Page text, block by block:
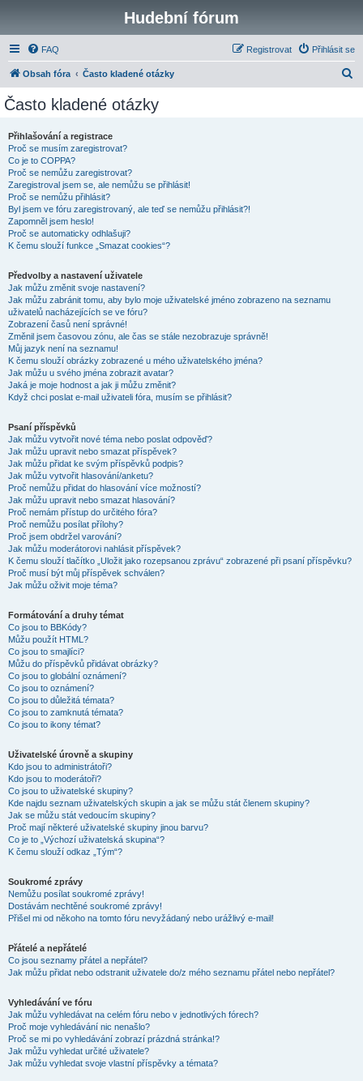
Hudební fórum
FAQ Přihlásit se
Registrovat
Obsah fóra Často kladené otázky
Často kladené otázky
Přihlašování a registrace
Proč se musím zaregistrovat?
Co je to COPPA?
Proč se nemůžu zaregistrovat?
Zaregistroval jsem se, ale nemůžu se přihlásit!
Proč se nemůžu přihlásit?
Byl jsem ve fóru zaregistrovaný, ale teď se nemůžu přihlásit?!
Zapomněl jsem heslo!
Proč se automaticky odhlašuji?
K čemu slouží funkce „Smazat cookies“?
Předvolby a nastavení uživatele
Jak můžu změnit svoje nastavení?
Jak můžu zabránit tomu, aby bylo moje uživatelské jméno zobrazeno na seznamu
uživatelů nacházejících se ve fóru?
Zobrazení časů není správné!
Změnil jsem časovou zónu, ale čas se stále nezobrazuje správně!
Můj jazyk není na seznamu!
K čemu slouží obrázky zobrazené u mého uživatelského jména?
Jak můžu u svého jména zobrazit avatar?
Jaká je moje hodnost a jak ji můžu změnit?
Když chci poslat e-mail uživateli fóra, musím se přihlásit?
Psaní příspěvků
Jak můžu vytvořit nové téma nebo poslat odpověď?
Jak můžu upravit nebo smazat příspěvek?
Jak můžu přidat ke svým příspěvků podpis?
Jak můžu vytvořit hlasování/anketu?
Proč nemůžu přidat do hlasování více možností?
Jak můžu upravit nebo smazat hlasování?
Proč nemám přístup do určitého fóra?
Proč nemůžu posílat přílohy?
Proč jsem obdržel varování?
Jak můžu moderátorovi nahlásit příspěvek?
K čemu slouží tlačítko „Uložit jako rozepsanou zprávu“ zobrazené při psaní příspěvku?
Proč musí být můj příspěvek schválen?
Jak můžu oživit moje téma?
Formátování a druhy témat
Co jsou to BBKódy?
Můžu použít HTML?
Co jsou to smajlíci?
Můžu do příspěvků přidávat obrázky?
Co jsou to globální oznámení?
Co jsou to oznámení?
Co jsou to důležitá témata?
Co jsou to zamknutá témata?
Co jsou to ikony témat?
Uživatelské úrovně a skupiny
Kdo jsou to administrátoři?
Kdo jsou to moderátoři?
Co jsou to uživatelské skupiny?
Kde najdu seznam uživatelských skupin a jak se můžu stát členem skupiny?
Jak se můžu stát vedoucím skupiny?
Proč mají některé uživatelské skupiny jinou barvu?
Co je to „Výchozí uživatelská skupina“?
K čemu slouží odkaz „Tým“?
Soukromé zprávy
Nemůžu posílat soukromé zprávy!
Dostávám nechtěné soukromé zprávy!
Přišel mi od někoho na tomto fóru nevyžádaný nebo urážlivý e-mail!
Přátelé a nepřátelé
Co jsou seznamy přátel a nepřátel?
Jak můžu přidat nebo odstranit uživatele do/z mého seznamu přátel nebo nepřátel?
Vyhledávání ve fóru
Jak můžu vyhledávat na celém fóru nebo v jednotlivých fórech?
Proč moje vyhledávání nic nenašlo?
Proč se mi po vyhledávání zobrazí prázdná stránka!?
Jak můžu vyhledat určité uživatele?
Jak můžu vyhledat svoje vlastní příspěvky a témata?